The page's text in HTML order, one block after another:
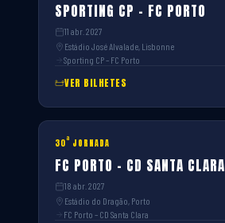
SPORTING CP – FC PORTO
11 abr. 2027
Estádio José Alvalade, Lisbonne
Sporting CP – FC Porto
VER BILHETES
30ª JORNADA
FC PORTO – CD SANTA CLARA
18 abr. 2027
Estádio do Dragão, Porto
FC Porto – CD Santa Clara